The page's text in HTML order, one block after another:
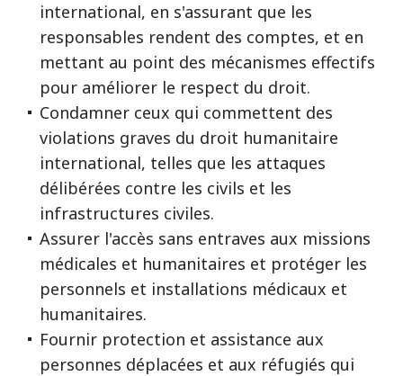
international, en s'assurant que les
responsables rendent des comptes, et en
mettant au point des mécanismes effectifs
pour améliorer le respect du droit.
Condamner ceux qui commettent des
violations graves du droit humanitaire
international, telles que les attaques
délibérées contre les civils et les
infrastructures civiles.
Assurer l'accès sans entraves aux missions
médicales et humanitaires et protéger les
personnels et installations médicaux et
humanitaires.
Fournir protection et assistance aux
personnes déplacées et aux réfugiés qui